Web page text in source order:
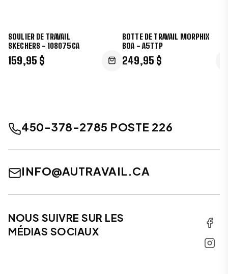
SOULIER DE TRAVAIL
SKECHERS - 108075CA
159,95 $
BOTTE DE TRAVAIL MORPHIX
BOA - A5TTP
249,95 $
450-378-2785 POSTE 226
INFO@AUTRAVAIL.CA
NOUS SUIVRE SUR LES
MÉDIAS SOCIAUX